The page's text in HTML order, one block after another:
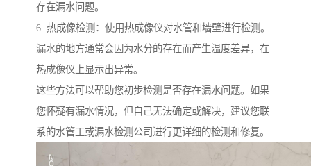
存在漏水问题。
6. 热成像检测：使用热成像仪对水管和墙壁进行检测。
漏水的地方通常会因为水分的存在而产生温度差异，在
热成像仪上显示出异常。
这些方法可以帮助您初步检测是否存在漏水问题。如果
您怀疑有漏水情况，但自己无法确定或解决，建议您联
系的水管工或漏水检测公司进行更详细的检测和修复。